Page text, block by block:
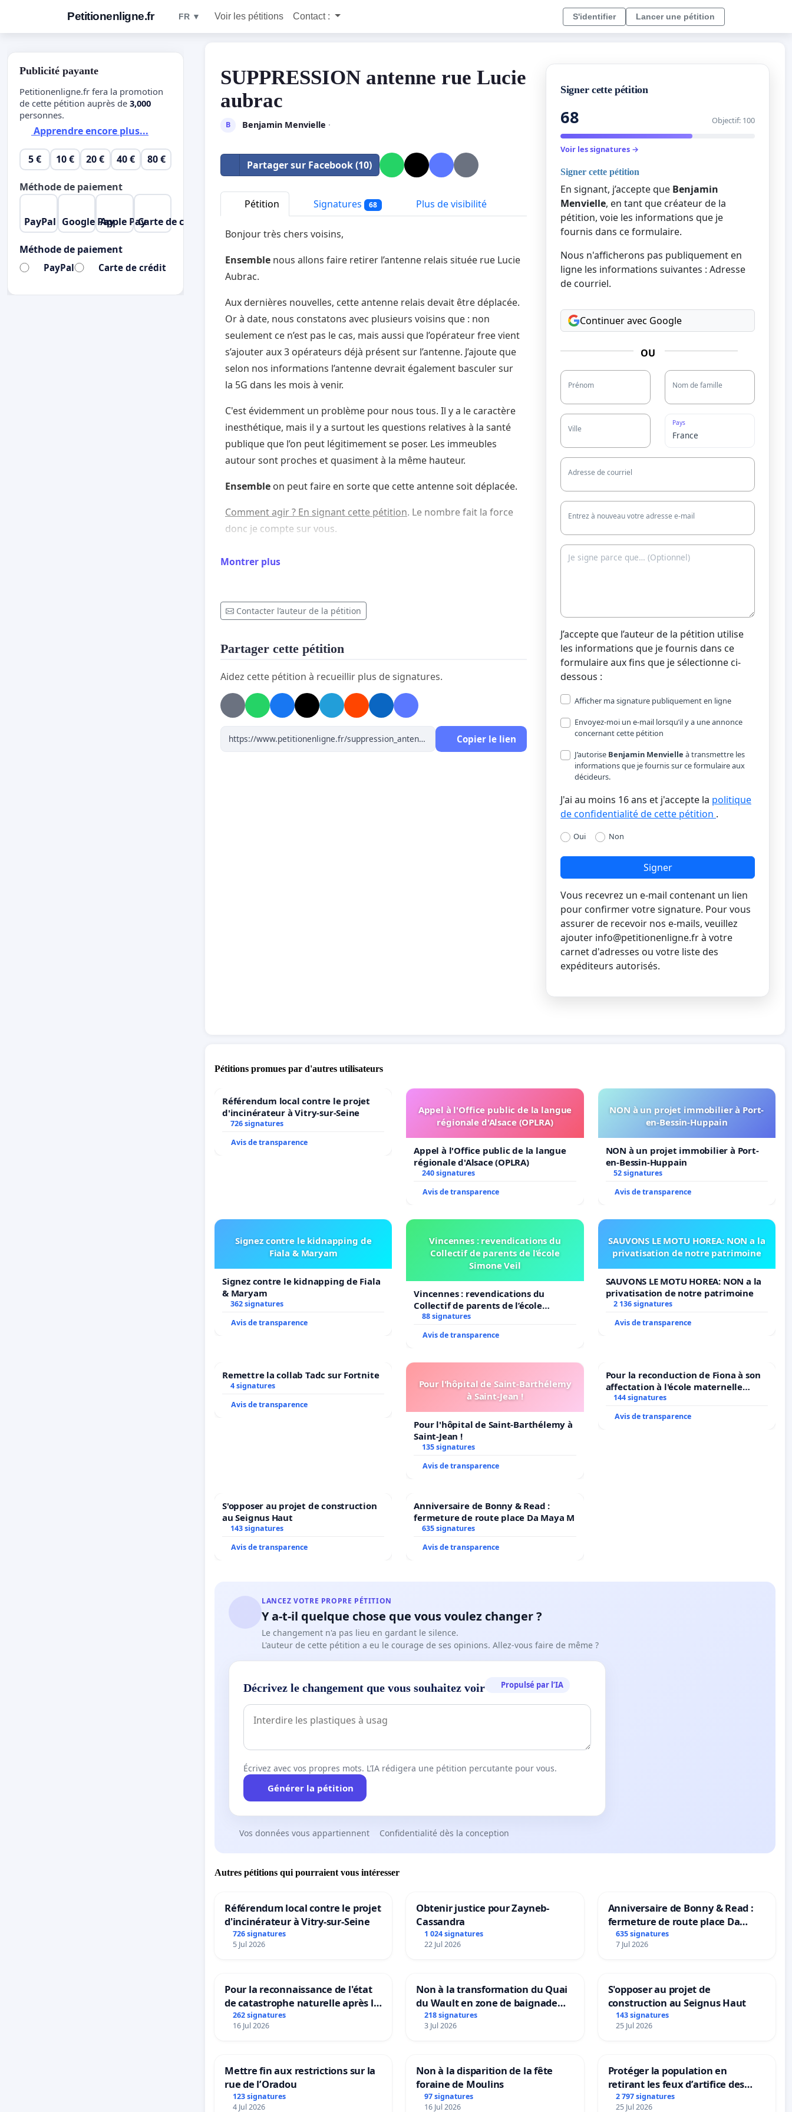
Petitionenligne.fr FR ▼ Voir les pétitions Contact : S'identifier Lancer une pétition
SUPPRESSION antenne rue Lucie
aubrac
B Benjamin Menvielle ·
Partager sur Facebook (10)
Pétition Signatures 68 Plus de visibilité
Bonjour très chers voisins,
Ensemble nous allons faire retirer l’antenne relais située rue Lucie
Aubrac.
Aux dernières nouvelles, cette antenne relais devait être déplacée.
Or à date, nous constatons avec plusieurs voisins que : non
seulement ce n’est pas le cas, mais aussi que l’opérateur free vient
s’ajouter aux 3 opérateurs déjà présent sur l’antenne. J’ajoute que
selon nos informations l’antenne devrait également basculer sur
la 5G dans les mois à venir.
C'est évidemment un problème pour nous tous. Il y a le caractère
inesthétique, mais il y a surtout les questions relatives à la santé
publique que l’on peut légitimement se poser. Les immeubles
autour sont proches et quasiment à la même hauteur.
Ensemble on peut faire en sorte que cette antenne soit déplacée.
Comment agir ? En signant cette pétition. Le nombre fait la force
donc je compte sur vous.
Montrer plus
Contacter l’auteur de la pétition
Partager cette pétition
Aidez cette pétition à recueillir plus de signatures.
Copier le lien
Signer cette pétition
68 Objectif: 100
Voir les signatures →
Signer cette pétition
En signant, j’accepte que Benjamin
Menvielle, en tant que créateur de la
pétition, voie les informations que je
fournis dans ce formulaire.
Nous n'afficherons pas publiquement en
ligne les informations suivantes : Adresse
de courriel.
Continuer avec Google
OU
Prénom Nom de famille
Ville
Pays
Adresse de courriel
Entrez à nouveau votre adresse e-mail
J’accepte que l’auteur de la pétition utilise
les informations que je fournis dans ce
formulaire aux fins que je sélectionne ci-
dessous :
Afficher ma signature publiquement en ligne
Envoyez-moi un e-mail lorsqu’il y a une annonce
concernant cette pétition
J’autorise Benjamin Menvielle à transmettre les
informations que je fournis sur ce formulaire aux
décideurs.
J'ai au moins 16 ans et j'accepte la politique
de confidentialité de cette pétition .
Oui Non
Signer
Vous recevrez un e-mail contenant un lien
pour confirmer votre signature. Pour vous
assurer de recevoir nos e-mails, veuillez
ajouter info@petitionenligne.frà votre
carnet d'adresses ou votre liste des
expéditeurs autorisés.
Pétitions promues par d'autres utilisateurs
Référendum local contre le projet
d'incinérateur à Vitry-sur-Seine
726 signatures
Avis de transparence
Appel à l'Office public de la langue
régionale d'Alsace (OPLRA)
Appel à l'Office public de la langue
régionale d'Alsace (OPLRA)
240 signatures
Avis de transparence
NON à un projet immobilier à Port-
en-Bessin-Huppain
NON à un projet immobilier à Port-
en-Bessin-Huppain
52 signatures
Avis de transparence
Signez contre le kidnapping de
Fiala & Maryam
Signez contre le kidnapping de Fiala
& Maryam
362 signatures
Avis de transparence
Vincennes : revendications du
Collectif de parents de l’école
Simone Veil
Vincennes : revendications du
Collectif de parents de l’école
Simone Veil
88 signatures
Avis de transparence
SAUVONS LE MOTU HOREA: NON a la
privatisation de notre patrimoine
SAUVONS LE MOTU HOREA: NON a la
privatisation de notre patrimoine
2 136 signatures
Avis de transparence
Remettre la collab Tadc sur Fortnite
4 signatures
Avis de transparence
Pour l'hôpital de Saint-Barthélemy
à Saint-Jean !
Pour l'hôpital de Saint-Barthélemy à
Saint-Jean !
135 signatures
Avis de transparence
Pour la reconduction de Fiona à son
affectation à l'école maternelle
LAMARTINE auprès de Léo N. en
144 signatures
Avis de transparence
S'opposer au projet de construction
au Seignus Haut
143 signatures
Avis de transparence
Anniversaire de Bonny & Read :
fermeture de route place Da Maya M
635 signatures
Avis de transparence
LANCEZ VOTRE PROPRE PÉTITION
Y a-t-il quelque chose que vous voulez changer ?
Le changement n'a pas lieu en gardant le silence.
L'auteur de cette pétition a eu le courage de ses opinions. Allez-vous faire de même ?
Décrivez le changement que vous souhaitez voir Propulsé par l’IA
Écrivez avec vos propres mots. L’IA rédigera une pétition percutante pour vous.
Générer la pétition
Vos données vous appartiennent Confidentialité dès la conception
Autres pétitions qui pourraient vous intéresser
Référendum local contre le projet
d'incinérateur à Vitry-sur-Seine
726 signatures
5 Jul 2026
Obtenir justice pour Zayneb-
Cassandra
1 024 signatures
22 Jul 2026
Anniversaire de Bonny & Read :
fermeture de route place Da
Maya M
635 signatures
7 Jul 2026
Pour la reconnaissance de l'état
de catastrophe naturelle après la
grêle du 15 juillet 2026 à Aubenas
et ses alentours
262 signatures
16 Jul 2026
Non à la transformation du Quai
du Wault en zone de baignade
urbaine
218 signatures
3 Jul 2026
S'opposer au projet de
construction au Seignus Haut
143 signatures
25 Jul 2026
Mettre fin aux restrictions sur la
rue de l’Oradou
123 signatures
4 Jul 2026
Non à la disparition de la fête
foraine de Moulins
97 signatures
16 Jul 2026
Protéger la population en
retirant les feux d’artifice des
rayons
2 797 signatures
25 Jul 2026
Publicité payante
Petitionenligne.fr fera la promotion
de cette pétition auprès de 3,000
personnes.
Apprendre encore plus...
5 € 10 € 20 € 40 € 80 €
Méthode de paiement
PayPal Google PayApple PayCarte de crédit
Méthode de paiement
PayPal Carte de crédit